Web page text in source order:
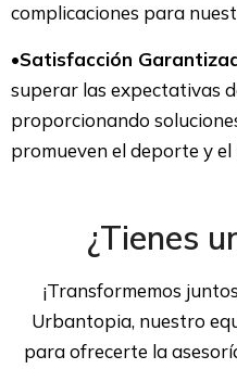
complicaciones para
•Satisfacción
superar las expectativas
proporcionando
promueven el deporte y
¿Tienes
¡Transformemos
Urbantopia, nuestro
para ofrecerte la